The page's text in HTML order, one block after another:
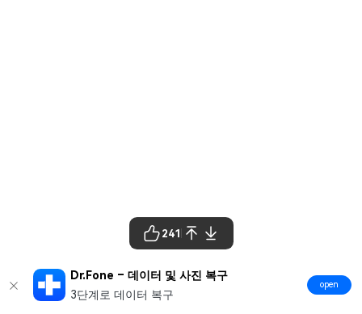
241
Dr.Fone – 데이터 및 사진 복구
3단계로 데이터 복구
open